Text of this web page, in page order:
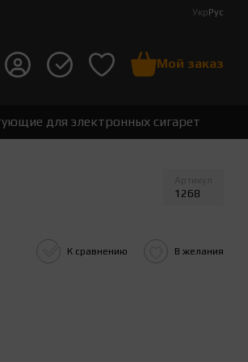
УкрРус
Мой заказ
для электронных сигарет
1268
К сравнению В желания